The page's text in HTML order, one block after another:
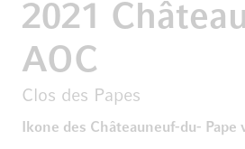
2021
AOC
Clos des Papes
Ikone des Châteauneuf-du-